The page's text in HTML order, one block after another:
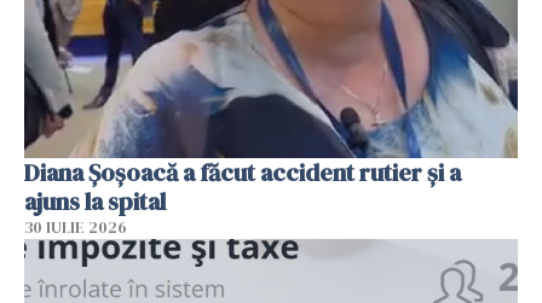
Diana Șoșoacă a făcut accident rutier și a
ajuns la spital
30 IULIE 2026